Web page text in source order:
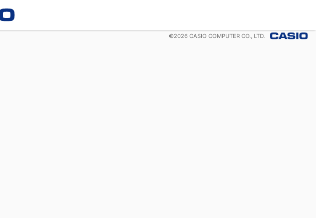
©2026 CASIO COMPUTER CO., LTD.